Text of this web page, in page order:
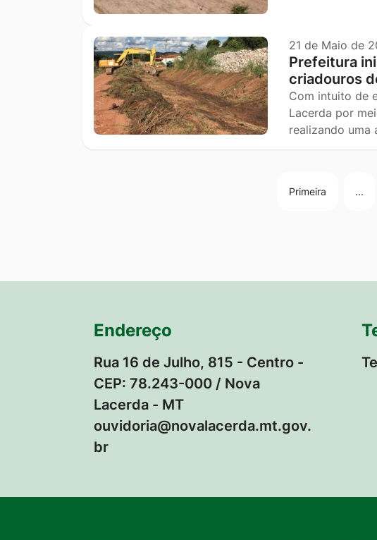
21 de Maio de
Prefeitura
criadouros
Com intuito de
Lacerda por
realizando uma
Primeira ...
Endereço
Rua 16 de Julho, 815 - Centro -
CEP: 78.243-000 / Nova
Lacerda - MT
ouvidoria@novalacerda.mt.gov.
br